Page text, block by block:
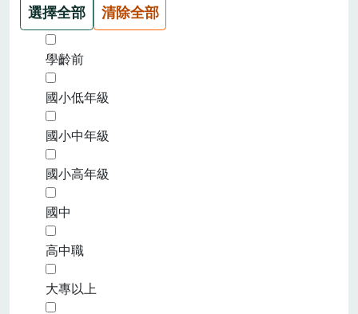
選擇全部 清除全部
學齡前
國小低年級
國小中年級
國小高年級
國中
高中職
大專以上